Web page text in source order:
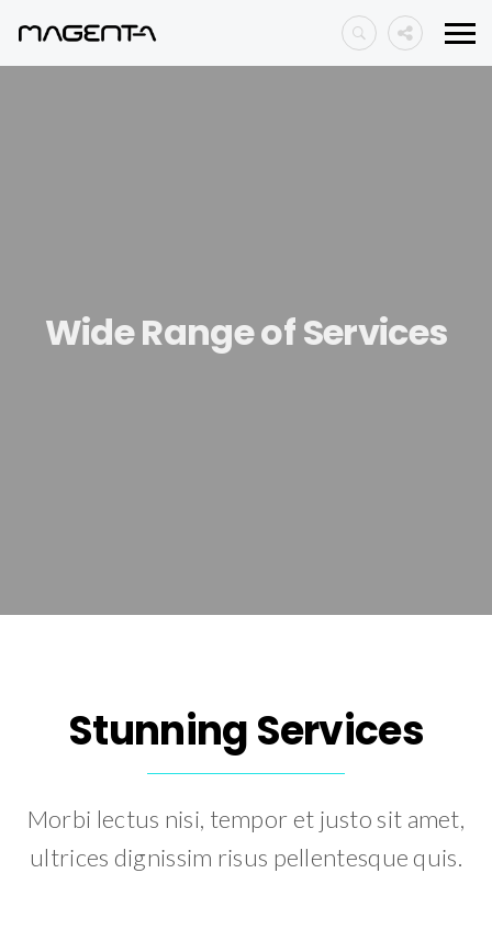
Wide Range of Services
Stunning Services
Morbi lectus nisi, tempor et justo sit amet,
ultrices dignissim risus pellentesque quis.